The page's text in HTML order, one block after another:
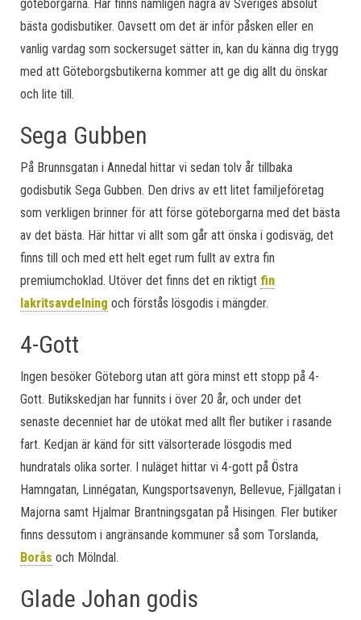
göteborgarna. Här finns nämligen några av Sveriges absolut
bästa godisbutiker. Oavsett om det är inför påsken eller en
vanlig vardag som sockersuget sätter in, kan du känna dig trygg
med att Göteborgsbutikerna kommer att ge dig allt du önskar
och lite till.
Sega Gubben
På Brunnsgatan i Annedal hittar vi sedan tolv år tillbaka
godisbutik Sega Gubben. Den drivs av ett litet familjeföretag
som verkligen brinner för att förse göteborgarna med det bästa
av det bästa. Här hittar vi allt som går att önska i godisväg, det
finns till och med ett helt eget rum fullt av extra fin
premiumchoklad. Utöver det finns det en riktigt fin
lakritsavdelning och förstås lösgodis i mängder.
4-Gott
Ingen besöker Göteborg utan att göra minst ett stopp på 4-
Gott. Butikskedjan har funnits i över 20 år, och under det
senaste decenniet har de utökat med allt fler butiker i rasande
fart. Kedjan är känd för sitt välsorterade lösgodis med
hundratals olika sorter. I nuläget hittar vi 4-gott på Östra
Hamngatan, Linnégatan, Kungsportsavenyn, Bellevue, Fjällgatan i
Majorna samt Hjalmar Brantningsgatan på Hisingen. Fler butiker
finns dessutom i angränsande kommuner så som Torslanda,
Borås och Mölndal.
Glade Johan godis